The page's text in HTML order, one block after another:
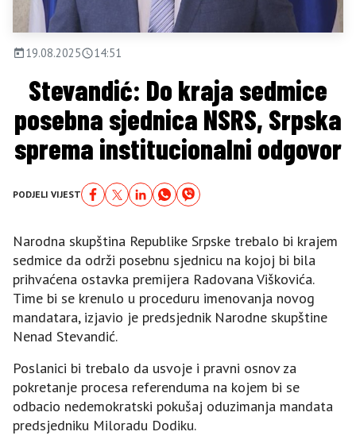
19.08.2025 14:51
Stevandić: Do kraja sedmice
posebna sjednica NSRS, Srpska
sprema institucionalni odgovor
PODJELI VIJEST
Narodna skupština Republike Srpske trebalo bi krajem
sedmice da održi posebnu sjednicu na kojoj bi bila
prihvaćena ostavka premijera Radovana Viškovića.
Time bi se krenulo u proceduru imenovanja novog
mandatara, izjavio je predsjednik Narodne skupštine
Nenad Stevandić.
Poslanici bi trebalo da usvoje i pravni osnov za
pokretanje procesa referenduma na kojem bi se
odbacio nedemokratski pokušaj oduzimanja mandata
predsjedniku Miloradu Dodiku.